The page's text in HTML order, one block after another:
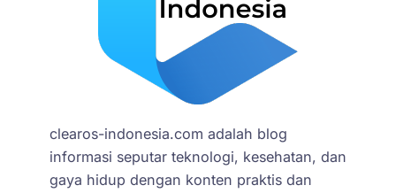
clearos-indonesia.com adalah blog
informasi seputar teknologi, kesehatan, dan
gaya hidup dengan konten praktis dan